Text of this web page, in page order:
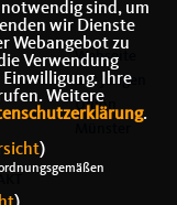
Webseite
der Jungen
Union
sind, um
wir Dienste
Webangebot zu
Verwendung
Ihre
Weitere
.
)